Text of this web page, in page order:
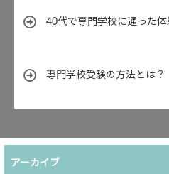
40代で専門学校に通った体
専門学校受験の方法とは？
アーカイブ